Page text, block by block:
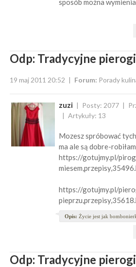
sposób można
Odp: Tradycyjne
19 maj 2011 20:52 Forum: Porady
zuzi Posty: 2077
Artykuły: 13
Mozesz spróbować
ma ale są dobre-
https://gotujmy.pl/
https://gotujmy.pl/
Opis: Życie jest jak
Odp: Tradycyjne